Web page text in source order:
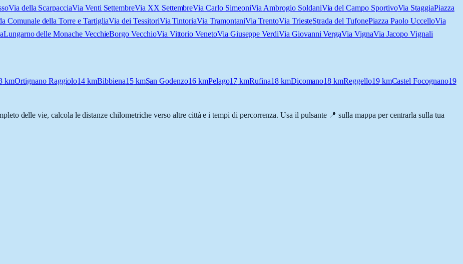
Via della ScarpacciaVia Venti SettembreVia XX SettembreVia Carlo SimeoniVia Ambrogio SoldaniVia del Campo SportivoVia StaggiaPiazza
Comunale della Torre e TartigliaVia dei TessitoriVia TintoriaVia TramontaniVia TrentoVia TriesteStrada del TufonePiazza Paolo UccelloVia
Lungarno delle Monache VecchieBorgo VecchioVia Vittorio VenetoVia Giuseppe VerdiVia Giovanni VergaVia VignaVia Jacopo Vignali
kmOrtignano Raggiolo14 kmBibbiena15kmSan Godenzo16kmPelago17 kmRufina18kmDicomano18 kmReggello19kmCastel Focognano19
delle vie, calcola le distanze chilometriche verso altre città e i tempi di percorrenza. Usa il pulsante 📍 sulla mappa per centrarla sulla tua